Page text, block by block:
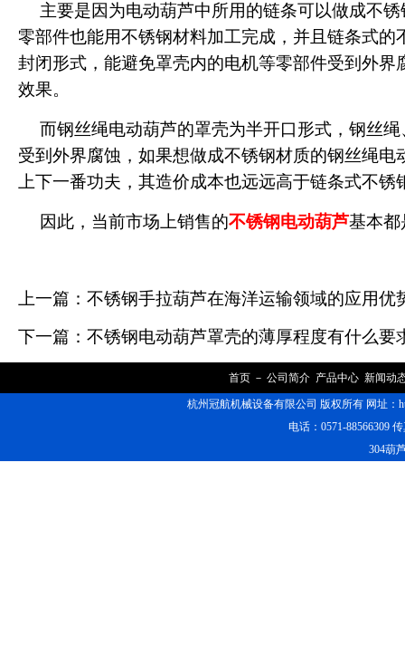
主要是因为电动葫芦中所用的链条可以做成不
零部件也能用不锈钢材料加工完成，并且链条式的
封闭形式，能避免罩壳内的电机等零部件受到外界
效果。
而钢丝绳电动葫芦的罩壳为半开口形式，钢丝
受到外界腐蚀，如果想做成不锈钢材质的钢丝绳电
上下一番功夫，其造价成本也远远高于链条式不锈
因此，当前市场上销售的不锈钢电动葫芦基本都
上一篇： 不锈钢手拉葫芦在海洋运输领域的应用优
下一篇： 不锈钢电动葫芦罩壳的薄厚程度有什么要
首页 － 公司简介 产品中心 新闻动
杭州冠航机械设备有限公司 版权所有 网址：
电话：0571-88566309
304葫